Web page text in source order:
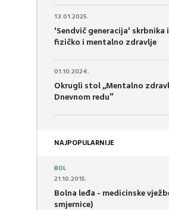
13.01.2025.
'Sendvič generacija' skrbnika
fizičko i mentalno zdravlje
01.10.2024.
Okrugli stol „Mentalno
Dnevnom redu“
NAJPOPULARNIJE
BOL
21.10.2015.
Bolna leđa - medicinske
smjernice)